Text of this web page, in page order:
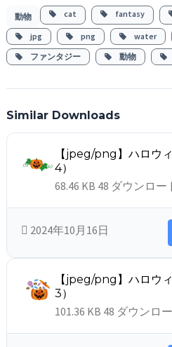
動物 cat fantasy
jpg png water
ファンタジー
動物
Similar Downloads
【jpeg/png】ハロウ
4）
68.46 KB 48 ダウンロー
2024年10月16日
【jpeg/png】ハロウ
3）
101.36 KB 48 ダウンロ